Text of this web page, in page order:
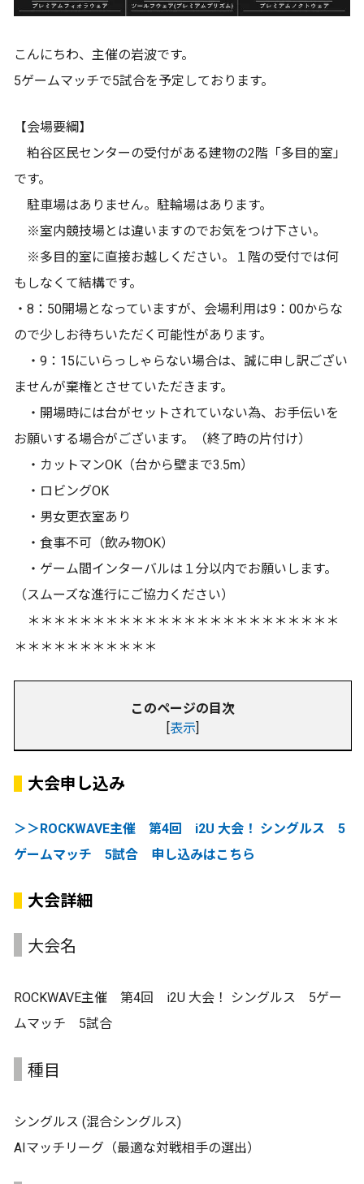
こんにちわ、主催の岩波です。
5ゲームマッチで5試合を予定しております。
【会場要綱】
粕谷区民センターの受付がある建物の2階「多目的室」
です。
駐車場はありません。駐輪場はあります。
※室内競技場とは違いますのでお気をつけ下さい。
※多目的室に直接お越しください。１階の受付では何
もしなくて結構です。
・8：50開場となっていますが、会場利用は9：00からな
ので少しお待ちいただく可能性があります。
・9：15にいらっしゃらない場合は、誠に申し訳ござい
ませんが棄権とさせていただきます。
・開場時には台がセットされていない為、お手伝いを
お願いする場合がございます。（終了時の片付け）
・カットマンOK（台から壁まで3.5m）
・ロビングOK
・男女更衣室あり
・食事不可（飲み物OK）
・ゲーム間インターバルは１分以内でお願いします。
（スムーズな進行にご協力ください）
＊＊＊＊＊＊＊＊＊＊＊＊＊＊＊＊＊＊＊＊＊＊＊＊
＊＊＊＊＊＊＊＊＊＊＊
このページの目次
[表示]
大会申し込み
＞＞ROCKWAVE主催 第4回 i2U 大会！ シングルス 5
ゲームマッチ 5試合 申し込みはこちら
大会詳細
大会名
ROCKWAVE主催 第4回 i2U 大会！ シングルス 5ゲー
ムマッチ 5試合
種目
シングルス (混合シングルス)
AIマッチリーグ（最適な対戦相手の選出）